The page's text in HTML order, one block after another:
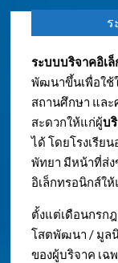
ร
ระบบบริจาคอิเ
พัฒนาขึ้นเพื่อใช้
สถานศึกษา และ
สะดวกให้แก่ผู้บ
ได้ โดยโรงเรีย
พัทยา มีหน้าที่ส่
อิเล็กทรอนิกส์ใ
ตั้งแต่เดือนกรก
โสตพัฒนา / มูลนิ
ของผู้บริจาค เฉ